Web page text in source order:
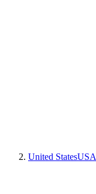
United StatesUSA